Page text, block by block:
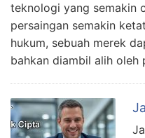
teknologi yang semakin
persaingan semakin
hukum, sebuah merek
bahkan diambil alih oleh